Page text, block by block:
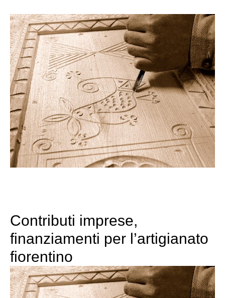
Contributi imprese,
finanziamenti per l’artigianato
fiorentino